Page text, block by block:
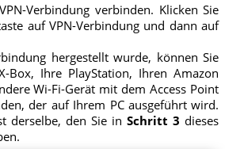
Verbindung verbinden. Klicken Sie
auf VPN-Verbindung und dann auf
hergestellt wurde, können Sie
Box, Ihre PlayStation, Ihren Amazon
Wi-Fi-Gerät mit dem Access Point
der auf Ihrem PC ausgeführt wird.
derselbe, den Sie inSchritt 3 dieses